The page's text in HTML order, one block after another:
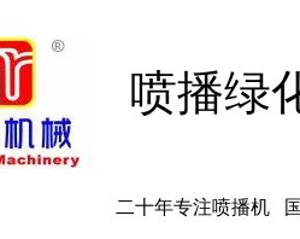
喷播绿
二十年专注喷播机